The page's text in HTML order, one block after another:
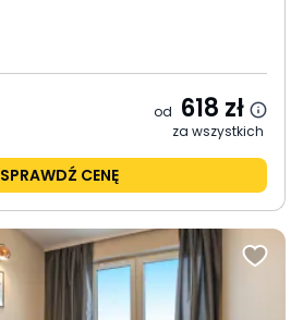
od 618 zł
za wszystkich
SPRAWDŹ CENĘ